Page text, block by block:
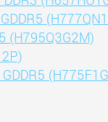
(H795Q3G2M)